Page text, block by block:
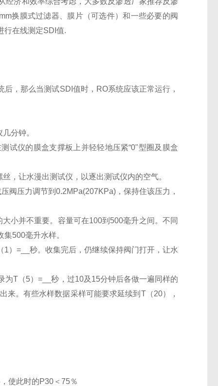
换膜式过滤器、膜片（可选件）和一些必要的阀
行在线测定SDI值.
，那么当测试SDI值时，RO系统应该正常运行，
分钟。
试仪的膜盒支撑板上并轻轻地压紧“0"型圈及膜盒
，让水漫出测试仪，以逐出测试仪内的空气。
阀压力调节到0.2MPa(207KPa)，保持住该压力，
小并不重要。容量可在100到500毫升之间。不同
500毫升水样。
）=__秒。收集完后，仍继续保持阀门打开，让水
T（5）=__秒，过10及15分钟后各做一遍同样的
来。有些水样数据采样可能要求延续到T（20），
使此时的P30＜75％